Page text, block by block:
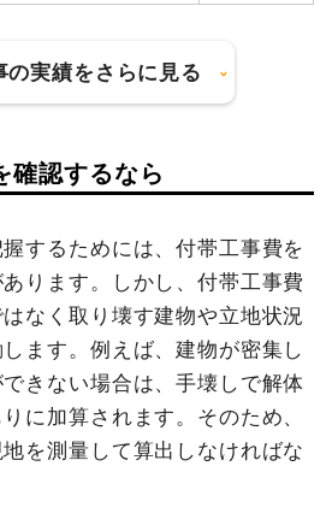
鉄骨造住宅2階建て
49坪
103万5,600円
380万円
数量 単価
金額
49坪 21,135円
1,035,600
円
238m² 1,200円
285,600円
24m³ 35,000円
840,000円
1式
100,000円
13m² 4,135円
53,760円
の実績をさらに見る
内装解体店舗1階建て
83万6,800円
132万円
数量 単価
金額
18坪
46,489
836,800円
確認するなら
するためには、付帯工事費を
ります。しかし、付帯工事費
なく取り壊す建物や立地状況
ます。例えば、建物が密集し
きない場合は、手壊しで解体
に加算されます。そのため、
を測量して算出しなければな